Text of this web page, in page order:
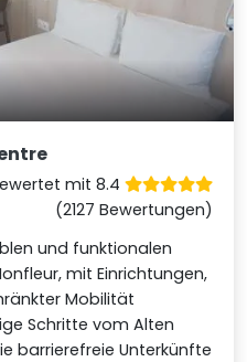
mit 8.4
(2127 Bewertungen)
und funktionalen
mit Einrichtungen,
Mobilität
Schritte vom Alten
barrierefreie Unterkünfte